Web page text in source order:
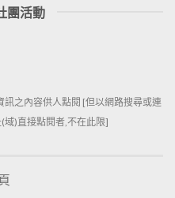
團活動
之內容供人點閱 [但以網路搜尋或連
域)直接點閱者,不在此限]